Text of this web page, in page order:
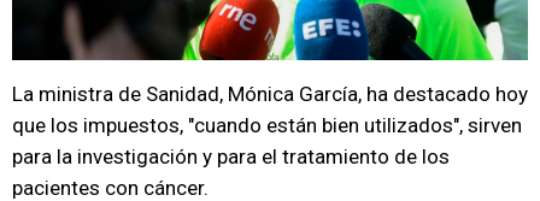
La ministra de Sanidad, Mónica García, ha destacado hoy
que los impuestos, "cuando están bien utilizados", sirven
para la investigación y para el tratamiento de los
pacientes con cáncer.